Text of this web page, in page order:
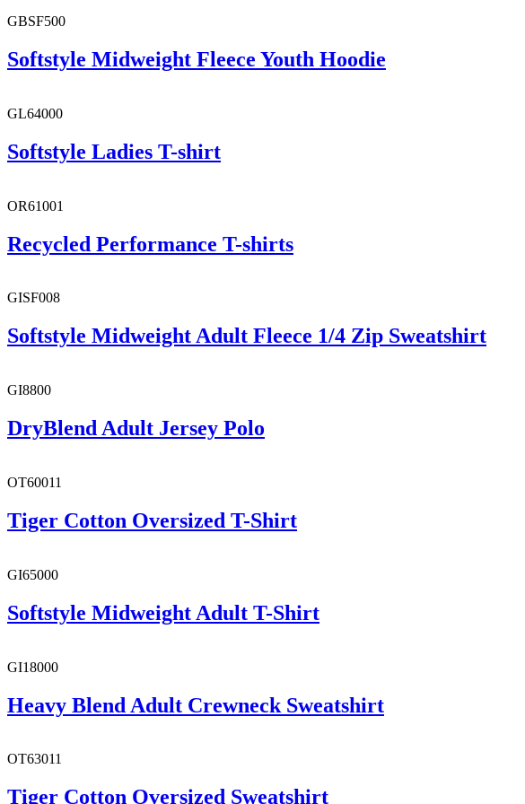
GBSF500
Softstyle Midweight Fleece Youth Hoodie
GL64000
Softstyle Ladies T-shirt
OR61001
Recycled Performance T-shirts
GISF008
Softstyle Midweight Adult Fleece 1/4 Zip Sweatshirt
GI8800
DryBlend Adult Jersey Polo
OT60011
Tiger Cotton Oversized T-Shirt
GI65000
Softstyle Midweight Adult T-Shirt
GI18000
Heavy Blend Adult Crewneck Sweatshirt
OT63011
Tiger Cotton Oversized Sweatshirt